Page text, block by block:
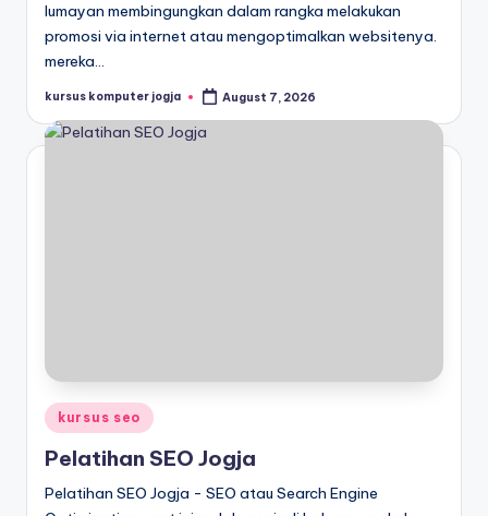
lumayan membingungkan dalam rangka melakukan
promosi via internet atau mengoptimalkan websitenya.
mereka…
kursus komputer jogja August 7, 2026
kursus seo
Pelatihan SEO Jogja
Pelatihan SEO Jogja - SEO atau Search Engine